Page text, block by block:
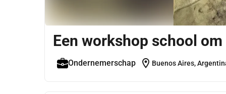
Een workshop school
Ondernemerschap location_on Buenos Aires,